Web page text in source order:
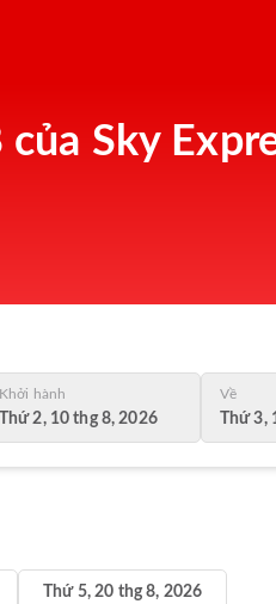
Sky
Khởi hành
Thứ 2, 10 thg 8, 2026
Về
Thứ
Thứ 5, 20 thg 8, 2026